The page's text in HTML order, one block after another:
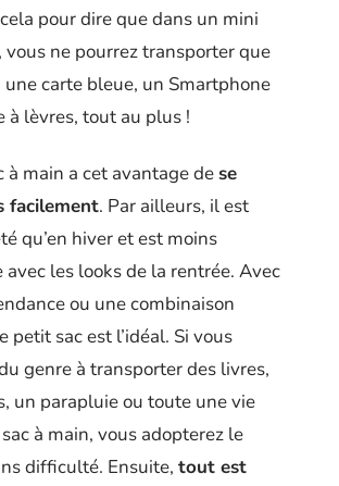
pour dire que dans un mini
vous ne pourrez transporter que
une carte bleue, un Smartphone
à lèvres, tout au plus !
à main a cet avantage dese
facilement. Par ailleurs, il est
qu’en hiver et est moins
les looks de la rentrée. Avec
ou une combinaison
petit sac est l’idéal. Si vous
genre à transporter des livres,
un parapluie ou toute une vie
à main, vous adopterez le
difficulté. Ensuite, tout est